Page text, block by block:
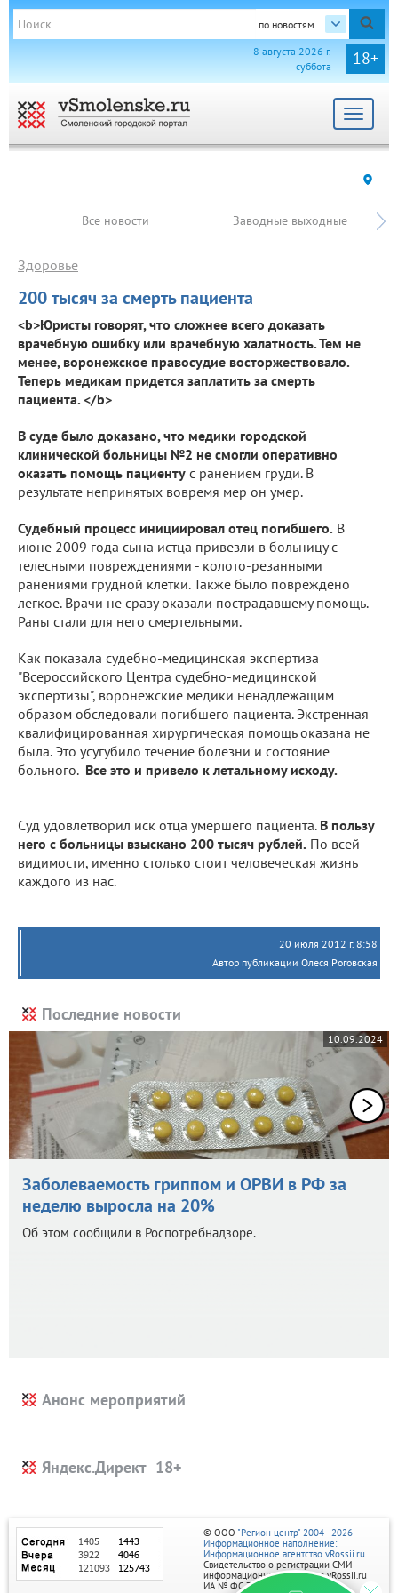
по новостям
18+
8 августа 2026 г.
суббота
Toggle
Все новости Заводные выходные
200 тысяч за смерть пациента
Здоровье
<b>Юристы говорят, что сложнее всего доказать
врачебную ошибку или врачебную халатность. Тем не
менее, воронежское правосудие восторжествовало.
Теперь медикам придется заплатить за смерть
пациента. </b>
В суде было доказано, что медики городской
клинической больницы №2 не смогли оперативно
оказать помощь пациенту с ранением груди. В
результате непринятых вовремя мер он умер.
Судебный процесс инициировал отец погибшего. В
июне 2009 года сына истца привезли в больницу с
телесными повреждениями - колото-резанными
ранениями грудной клетки. Также было повреждено
легкое. Врачи не сразу оказали пострадавшему помощь.
Раны стали для него смертельными.
Как показала судебно-медицинская экспертиза
"Всероссийского Центра судебно-медицинской
экспертизы", воронежские медики ненадлежащим
образом обследовали погибшего пациента. Экстренная
квалифицированная хирургическая помощь оказана не
была. Это усугубило течение болезни и состояние
больного. Все это и привело к летальному исходу.
Суд удовлетворил иск отца умершего пациента. В пользу
него с больницы взыскано 200 тысяч рублей. По всей
видимости, именно столько стоит человеческая жизнь
каждого из нас.
20 июля 2012 г. 8:58
Автор публикации Олеся Роговская
Последние новости
10.09.2024
Заболеваемость гриппом и ОРВИ в РФ за
неделю выросла на 20%
Об этом сообщили в Роспотребнадзоре.
Анонс мероприятий
Яндекс.Директ
© ООО "Регион центр" 2004 - 2026
Информационное наполнение:
Информационное агентство vRossii.ru
Свидетельство о регистрации СМИ
информационного агентства vRossii.ru
ИА № ФС 77‑35502